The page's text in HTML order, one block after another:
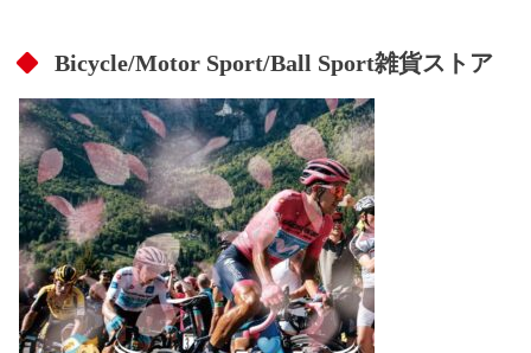
Bicycle/Motor Sport/Ball Sport雑貨ストア